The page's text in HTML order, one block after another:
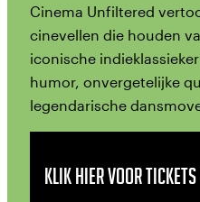
Cinema Unfiltered
cinevellen die houden
iconische
humor, onvergetelijke
legendarische
KLIK HIER VOOR